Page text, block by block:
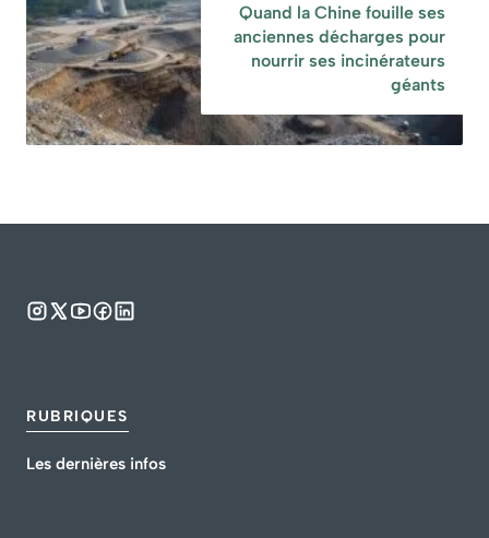
Quand la Chine fouille ses
anciennes décharges pour
nourrir ses incinérateurs
géants
RUBRIQUES
Les dernières infos